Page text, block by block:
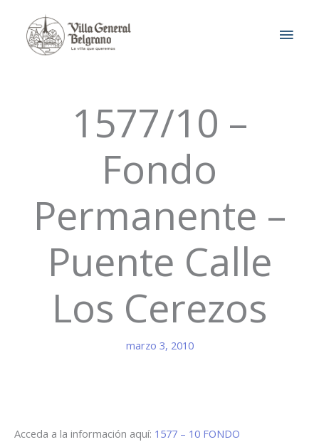
contenido
1577/10 –
Fondo
Permanente –
Puente Calle
Los Cerezos
marzo 3, 2010
Acceda a la información aquí: 1577 – 10 FONDO